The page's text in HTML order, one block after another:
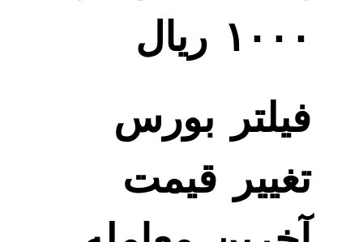
۱۰۰۰ ریال
فیلتر بورس
تغییر قیمت